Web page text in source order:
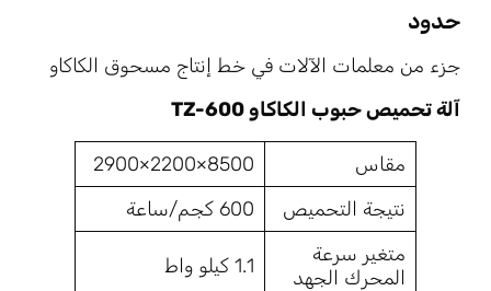
حدود
جزء من معلمات الآلات في خط إنتاج مسحوق الكاكاو
آلة تحميص حبوب الكاكاو TZ-600
مقاس
8500×2200×2900
نتيجة التحميص
600 كجم/ساعة
متغير سرعة
المحرك الجهد
1.1 كيلو واط